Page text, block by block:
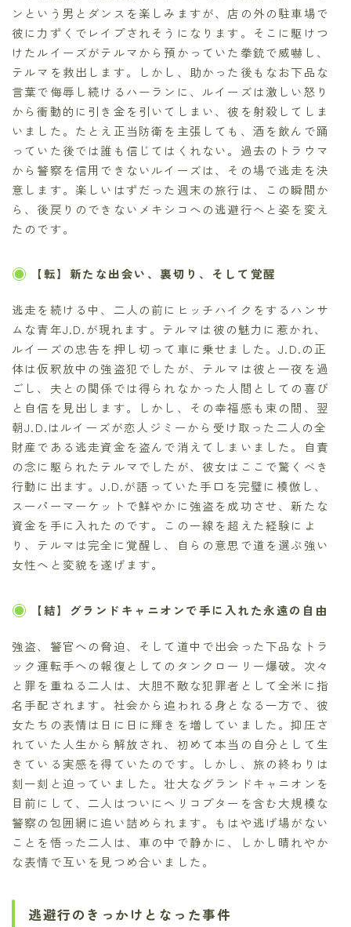
ンという男とダンスを楽しみますが、店の外の駐車場で
彼に力ずくでレイプされそうになります。そこに駆けつ
けたルイーズがテルマから預かっていた拳銃で威嚇し、
テルマを救出します。しかし、助かった後もなお下品な
言葉で侮辱し続けるハーランに、ルイーズは激しい怒り
から衝動的に引き金を引いてしまい、彼を射殺してしま
いました。たとえ正当防衛を主張しても、酒を飲んで踊
っていた後では誰も信じてはくれない。過去のトラウマ
から警察を信用できないルイーズは、その場で逃走を決
意します。楽しいはずだった週末の旅行は、この瞬間か
ら、後戻りのできないメキシコへの逃避行へと姿を変え
たのです。
【転】新たな出会い、裏切り、そして覚醒
逃走を続ける中、二人の前にヒッチハイクをするハンサ
ムな青年J.D.が現れます。テルマは彼の魅力に惹かれ、
ルイーズの忠告を押し切って車に乗せました。J.D.の正
体は仮釈放中の強盗犯でしたが、テルマは彼と一夜を過
ごし、夫との関係では得られなかった人間としての喜び
と自信を見出します。しかし、その幸福感も束の間、翌
朝J.D.はルイーズが恋人ジミーから受け取った二人の全
財産である逃走資金を盗んで消えてしまいました。自責
の念に駆られたテルマでしたが、彼女はここで驚くべき
行動に出ます。J.D.が語っていた手口を完璧に模倣し、
スーパーマーケットで鮮やかに強盗を成功させ、新たな
資金を手に入れたのです。この一線を超えた経験によ
り、テルマは完全に覚醒し、自らの意思で道を選ぶ強い
女性へと変貌を遂げます。
【結】グランドキャニオンで手に入れた永遠の自由
強盗、警官への脅迫、そして道中で出会った下品なトラ
ック運転手への報復としてのタンクローリー爆破。次々
と罪を重ねる二人は、大胆不敵な犯罪者として全米に指
名手配されます。社会から追われる身となる一方で、彼
女たちの表情は日に日に輝きを増していました。抑圧さ
れていた人生から解放され、初めて本当の自分として生
きている実感を得ていたのです。しかし、旅の終わりは
刻一刻と迫っていました。壮大なグランドキャニオンを
目前にして、二人はついにヘリコプターを含む大規模な
警察の包囲網に追い詰められます。もはや逃げ場がない
ことを悟った二人は、車の中で静かに、しかし晴れやか
な表情で互いを見つめ合いました。
逃避行のきっかけとなった事件